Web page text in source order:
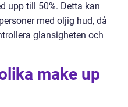
upp till 50%. Detta kan
med oljig hud, då
glansigheten och
make up